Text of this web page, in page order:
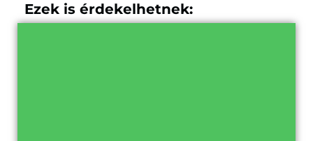
Ezek is érdekelhetnek: